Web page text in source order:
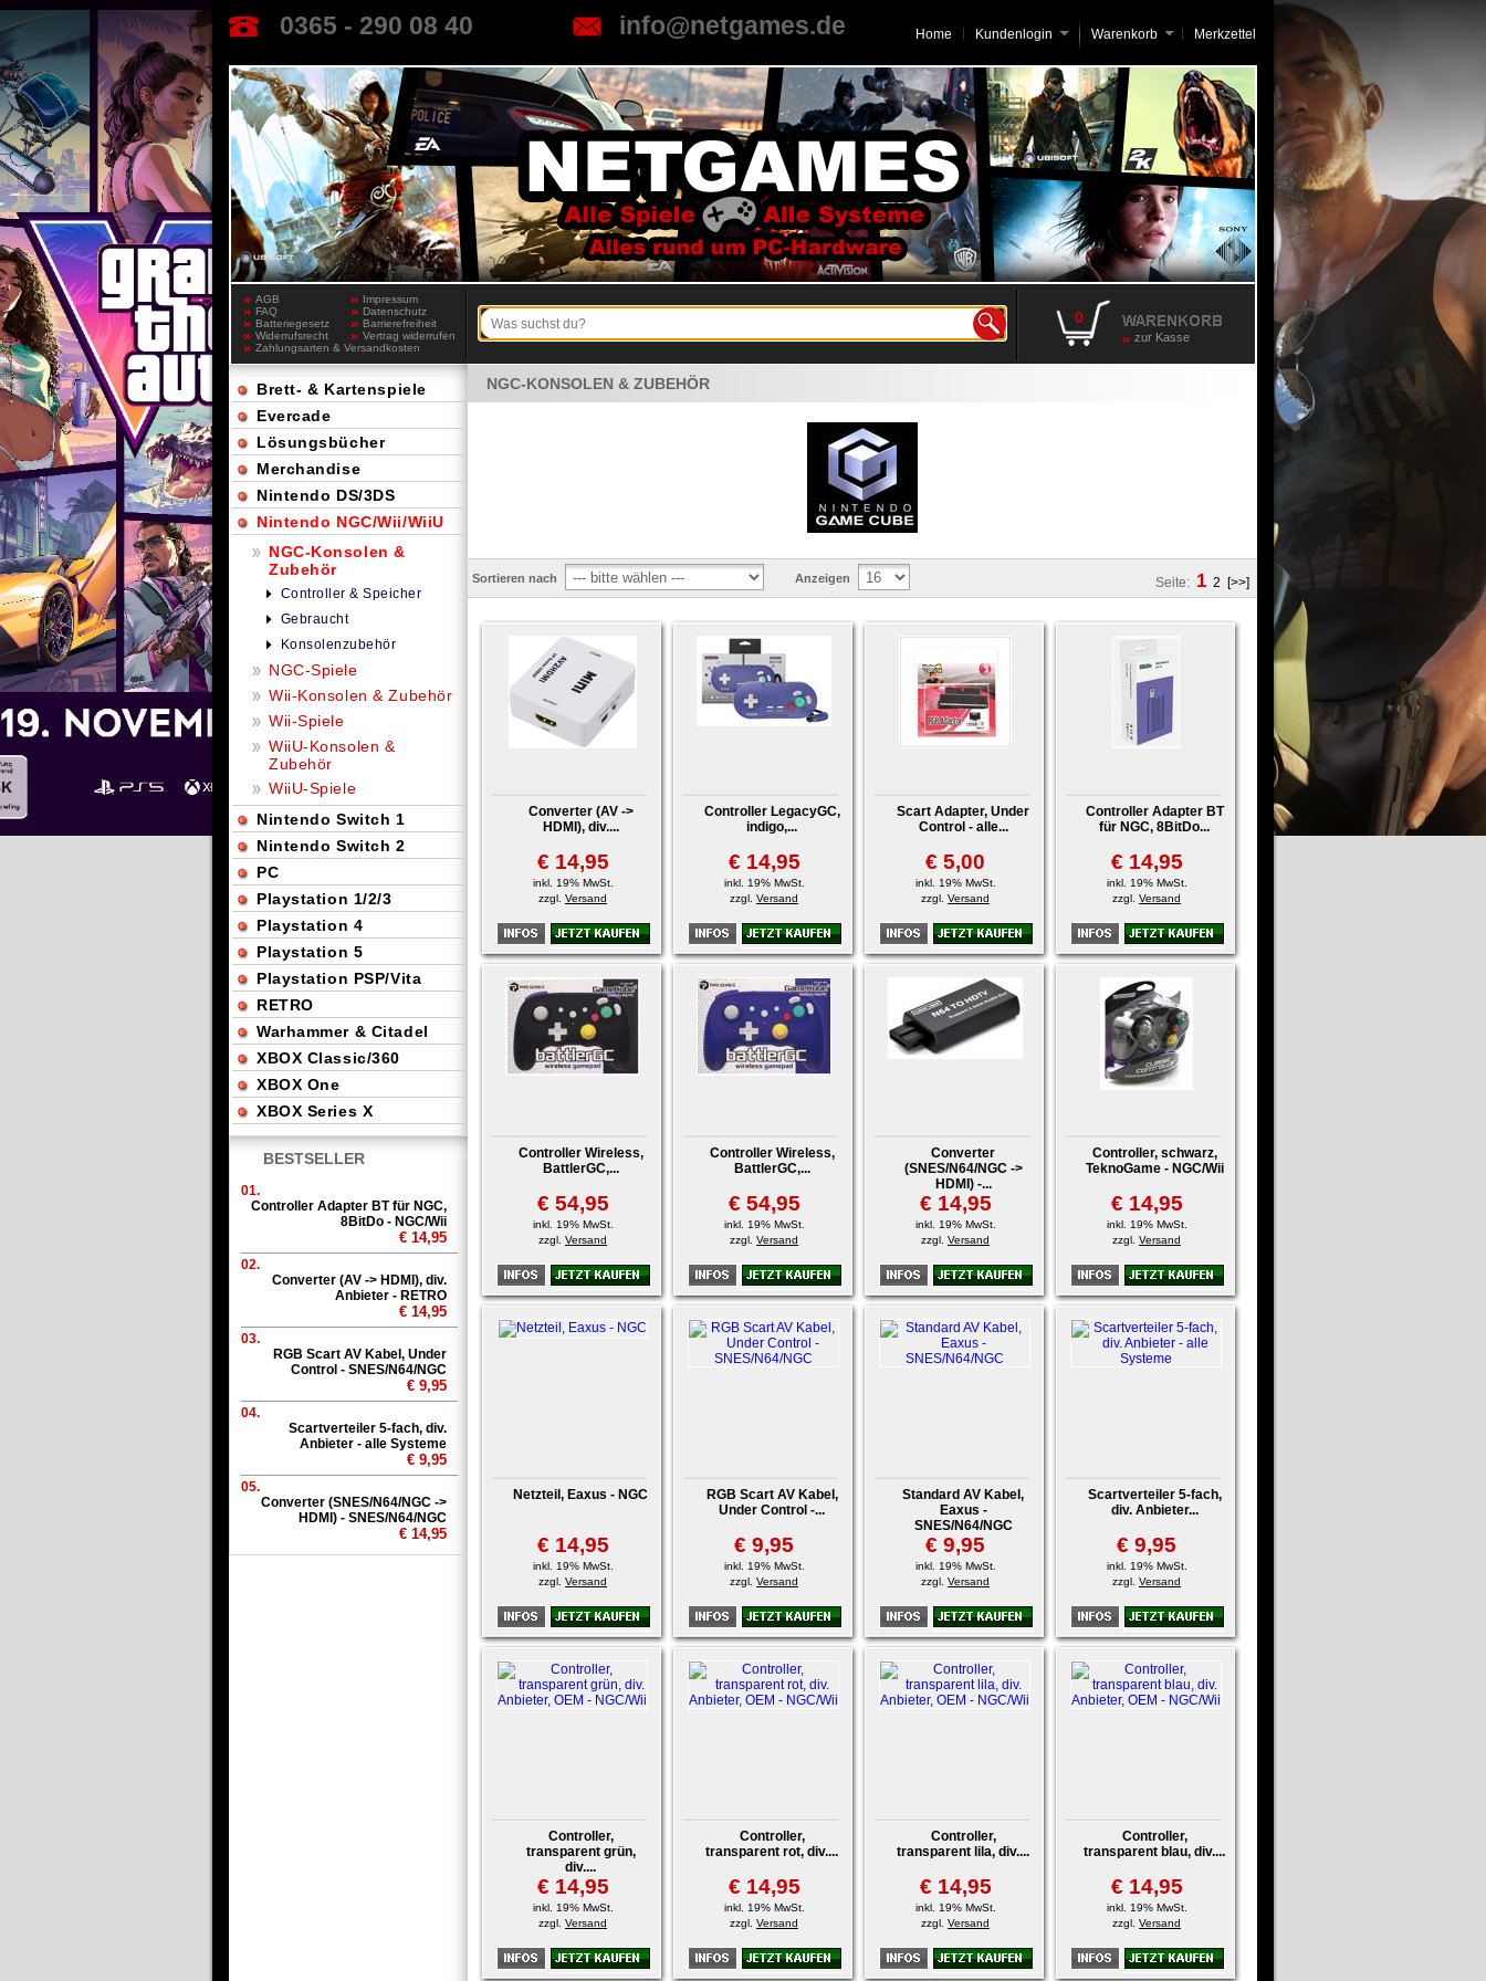
0365 - 290 08 40 info@netgames.de Home Kundenlogin Merkzettel
Warenkorb
AGB
Impressum
FAQ
Datenschutz
Batteriegesetz
Barrierefreiheit
Widerrufsrecht
Vertrag widerrufen
Zahlungsarten & Versandkosten
0
zur Kasse
NGC-KONSOLEN & ZUBEHÖR
Sortieren nach Anzeigen Seite: 1 2 [>>]
Converter (AV ->
HDMI), div....
€ 14,95
inkl. 19% MwSt.
zzgl. Versand
Controller LegacyGC,
indigo,...
€ 14,95
inkl. 19% MwSt.
zzgl. Versand
Scart Adapter, Under
Control - alle...
€ 5,00
inkl. 19% MwSt.
zzgl. Versand
Controller Adapter BT
für NGC, 8BitDo...
€ 14,95
inkl. 19% MwSt.
zzgl. Versand
Controller Wireless,
BattlerGC,...
€ 54,95
inkl. 19% MwSt.
zzgl. Versand
Controller Wireless,
BattlerGC,...
€ 54,95
inkl. 19% MwSt.
zzgl. Versand
Converter
(SNES/N64/NGC ->
HDMI) -...
€ 14,95
inkl. 19% MwSt.
zzgl. Versand
Controller, schwarz,
TeknoGame - NGC/Wii
€ 14,95
inkl. 19% MwSt.
zzgl. Versand
Netzteil, Eaxus - NGC
€ 14,95
inkl. 19% MwSt.
zzgl. Versand
RGB Scart AV Kabel,
Under Control -...
€ 9,95
inkl. 19% MwSt.
zzgl. Versand
Standard AV Kabel,
Eaxus -
SNES/N64/NGC
€ 9,95
inkl. 19% MwSt.
zzgl. Versand
Scartverteiler 5-fach,
div. Anbieter...
€ 9,95
inkl. 19% MwSt.
zzgl. Versand
Controller,
transparent grün,
div....
€ 14,95
inkl. 19% MwSt.
zzgl. Versand
Controller,
transparent rot, div....
€ 14,95
inkl. 19% MwSt.
zzgl. Versand
Controller,
transparent lila, div....
€ 14,95
inkl. 19% MwSt.
zzgl. Versand
Controller,
transparent blau, div....
€ 14,95
inkl. 19% MwSt.
zzgl. Versand
Brett- & Kartenspiele
Evercade
Lösungsbücher
Merchandise
Nintendo DS/3DS
Nintendo NGC/Wii/WiiU
NGC-Konsolen &
Zubehör
Controller & Speicher
Gebraucht
Konsolenzubehör
NGC-Spiele
Wii-Konsolen & Zubehör
Wii-Spiele
WiiU-Konsolen &
Zubehör
WiiU-Spiele
Nintendo Switch 1
Nintendo Switch 2
PC
Playstation 1/2/3
Playstation 4
Playstation 5
Playstation PSP/Vita
RETRO
Warhammer & Citadel
XBOX Classic/360
XBOX One
XBOX Series X
BESTSELLER
01.
Controller Adapter BT für NGC,
8BitDo - NGC/Wii
€ 14,95
02.
Converter (AV -> HDMI), div.
Anbieter - RETRO
€ 14,95
03.
RGB Scart AV Kabel, Under
Control - SNES/N64/NGC
€ 9,95
04.
Scartverteiler 5-fach, div.
Anbieter - alle Systeme
€ 9,95
05.
Converter (SNES/N64/NGC ->
HDMI) - SNES/N64/NGC
€ 14,95